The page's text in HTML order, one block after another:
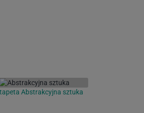
Abstrakcyjna sztuka